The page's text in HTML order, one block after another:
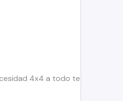
4x4 a todo terreno